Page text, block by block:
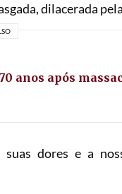
dilacerada
anos após
dores e a